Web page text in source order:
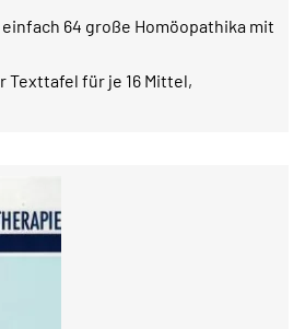
einfach 64 große Homöopathika mit
Texttafel für je 16 Mittel,